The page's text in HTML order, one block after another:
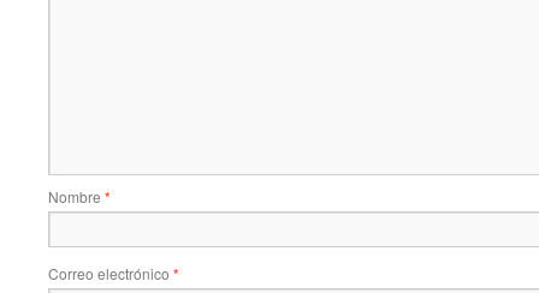
Nombre *
Correo electrónico *